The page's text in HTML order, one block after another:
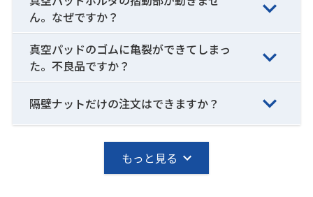
ん。なぜですか？
真空パッドのゴムに亀裂ができてしまっ
た。不良品ですか？
隔壁ナットだけの注文はできますか？
もっと見る